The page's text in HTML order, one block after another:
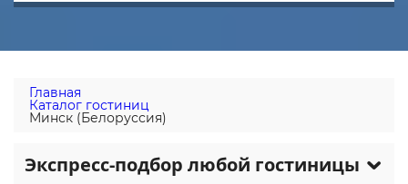
Главная
Каталог гостиниц
Минск (Белоруссия)
Экспресс-подбор любой гостиницы